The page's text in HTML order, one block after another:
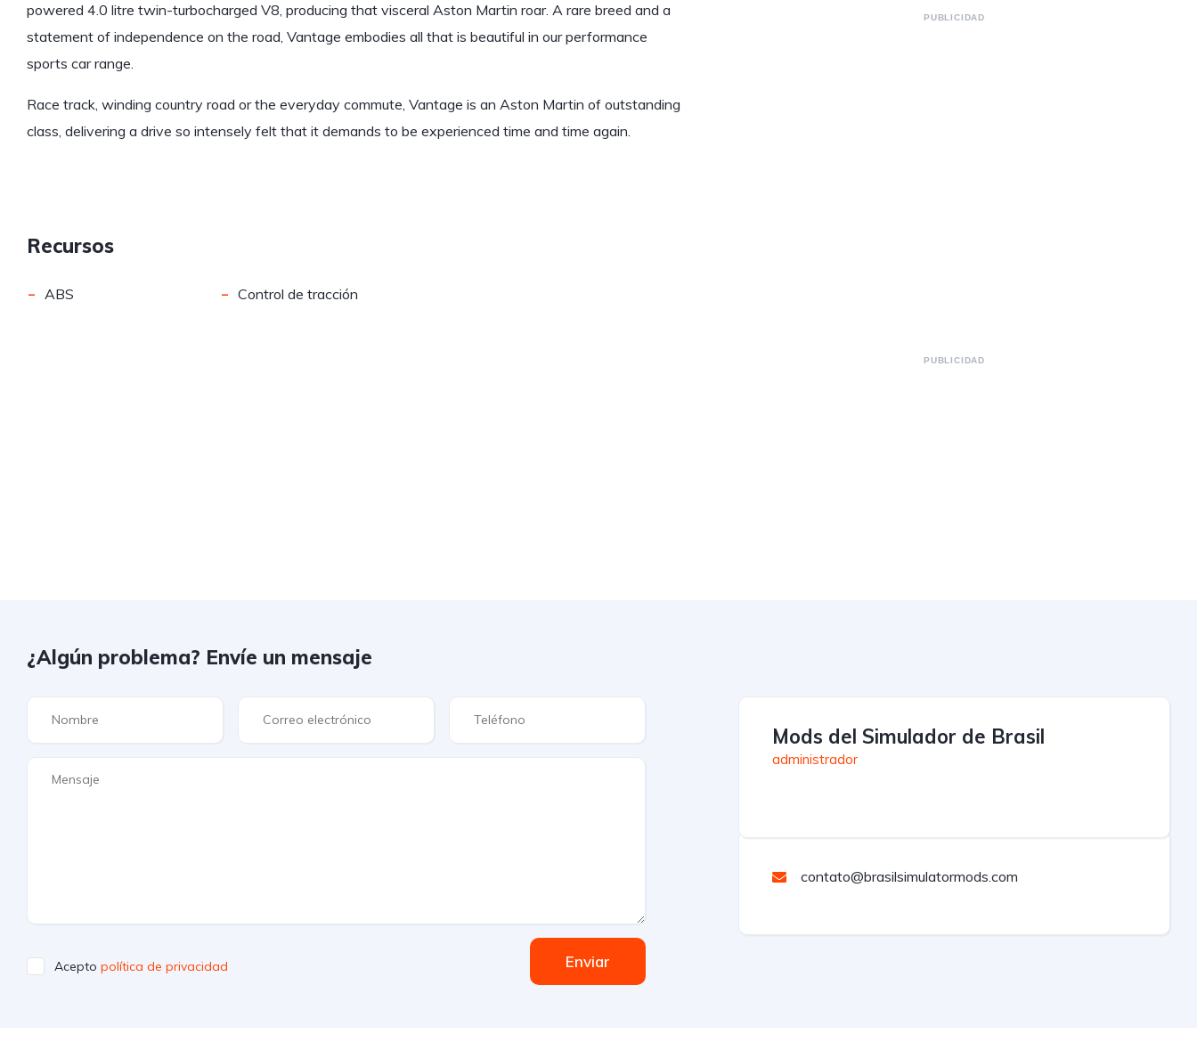
powered 4.0 litre twin-turbocharged V8, producing that visceral Aston Martin roar. A rare breed and a
statement of independence on the road, Vantage embodies all that is beautiful in our performance
sports car range.
Race track, winding country road or the everyday commute, Vantage is an Aston Martin of outstanding
class, delivering a drive so intensely felt that it demands to be experienced time and time again.
Recursos
- ABS - Control de tracción
PUBLICIDAD
PUBLICIDAD
¿Algún problema? Envíe un mensaje
Acepto política de privacidad Enviar
Mods del Simulador de Brasil
administrador
contato@brasilsimulatormods.com